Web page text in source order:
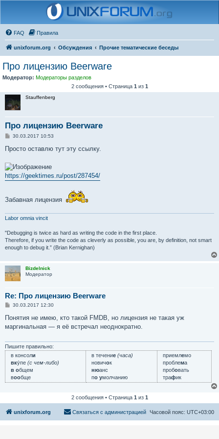
FAQ Правила
unixforum.org Обсуждения Прочие тематические беседы
Про лицензию Beerware
Модератор: Модераторы разделов
2 сообщения • Страница 1 из 1
Stauffenberg
Про лицензию Beerware
С
о
е
н
и
30.03.2017 10:53
Просто оставлю тут эту ссылку.
https://geektimes.ru/post/287454/
Забавная лицензия
Labor omnia vincit
"Debugging is twice as hard as writing the code in the first place.
Therefore, if you write the code as cleverly as possible, you are, by definition, not smart
enough to debug it.” (Brian Kernighan)
Bizdelnick
Модератор
Re: Про лицензию Beerware
С
о
щ
и
е
30.03.2017 12:30
Понятия не имею, кто такой FMDB, но лицензия не такая уж
маргинальная — я её встречал неоднократно.
Пишите правильно:
в консоли
вку́пе (с чем-либо)
в общем
вообще
в течение (часа)
новичок
нюанс
по умолчанию
приемлемо
проблема
пробовать
трафик
2 сообщения • Страница 1 из 1
unixforum.org Часовой пояс: UTC+03:00
Связаться с администрацией